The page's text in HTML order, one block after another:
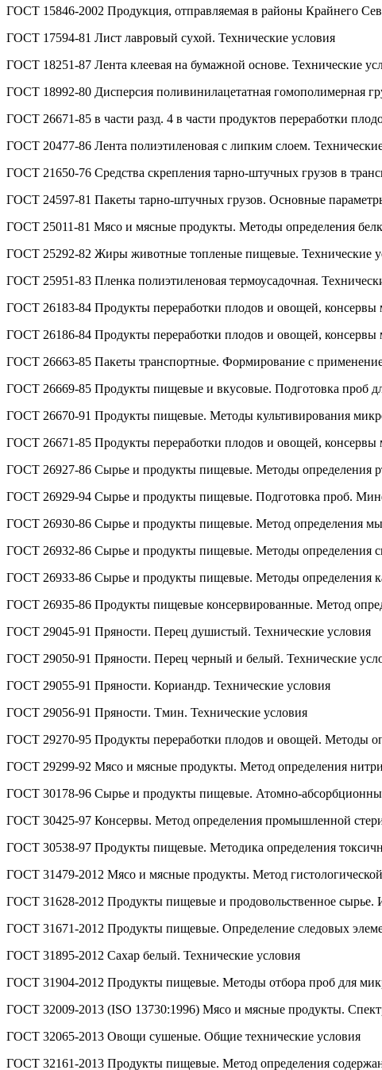
ГОСТ 15846-2002 Продукция, отправляемая в районы Крайнего
ГОСТ 17594-81 Лист лавровый сухой. Технические условия
ГОСТ 18251-87 Лента клеевая на бумажной основе. Технические
ГОСТ 18992-80 Дисперсия поливинилацетатная гомополимерная
ГОСТ 26671-85 в части разд. 4 в части продуктов переработки
ГОСТ 20477-86 Лента полиэтиленовая с липким слоем.
ГОСТ 21650-76 Средства скрепления тарно-штучных грузов в
ГОСТ 24597-81 Пакеты тарно-штучных грузов. Основные
ГОСТ 25011-81 Мясо и мясные продукты. Методы определения
ГОСТ 25292-82 Жиры животные топленые пищевые. Технические
ГОСТ 25951-83 Пленка полиэтиленовая термоусадочная.
ГОСТ 26183-84 Продукты переработки плодов и овощей, консервы
ГОСТ 26186-84 Продукты переработки плодов и овощей,
ГОСТ 26663-85 Пакеты транспортные. Формирование с
ГОСТ 26669-85 Продукты пищевые и вкусовые. Подготовка проб
ГОСТ 26670-91 Продукты пищевые. Методы культивирования
ГОСТ 26671-85 Продукты переработки плодов и овощей, консервы
ГОСТ 26927-86 Сырье и продукты пищевые. Методы определения
ГОСТ 26929-94 Сырье и продукты пищевые. Подготовка проб.
ГОСТ 26930-86 Сырье и продукты пищевые. Метод определения
ГОСТ 26932-86 Сырье и продукты пищевые. Методы определения
ГОСТ 26933-86 Сырье и продукты пищевые. Методы определения
ГОСТ 26935-86 Продукты пищевые консервированные. Метод
ГОСТ 29045-91 Пряности. Перец душистый. Технические условия
ГОСТ 29050-91 Пряности. Перец черный и белый. Технические
ГОСТ 29055-91 Пряности. Кориандр. Технические условия
ГОСТ 29056-91 Пряности. Тмин. Технические условия
ГОСТ 29270-95 Продукты переработки плодов и овощей. Методы
ГОСТ 29299-92 Мясо и мясные продукты. Метод определения
ГОСТ 30178-96 Сырье и продукты пищевые. Атомно-
ГОСТ 30425-97 Консервы. Метод определения промышленной
ГОСТ 30538-97 Продукты пищевые. Методика определения
ГОСТ 31479-2012 Мясо и мясные продукты. Метод
ГОСТ 31628-2012 Продукты пищевые и продовольственное сырье.
ГОСТ 31671-2012 Продукты пищевые. Определение следовых
ГОСТ 31895-2012 Сахар белый. Технические условия
ГОСТ 31904-2012 Продукты пищевые. Методы отбора проб для
ГОСТ 32009-2013 (ISO 13730:1996) Мясо и мясные продукты.
ГОСТ 32065-2013 Овощи сушеные. Общие технические условия
ГОСТ 32161-2013 Продукты пищевые. Метод определения